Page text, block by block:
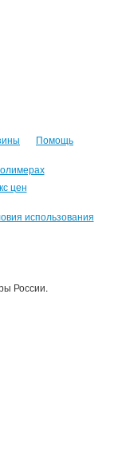
Помощь
цен
использования
России.